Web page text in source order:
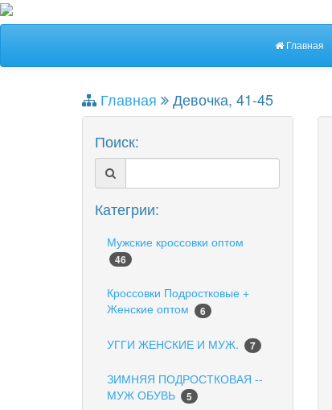
Главная
Главная
Девочка, 41-45
Поиск:
Категрии:
Мужские кроссовки оптом
46
Кроссовки Подростковые +
Женские оптом
6
УГГИ ЖЕНСКИЕ И МУЖ. 7
ЗИМНЯЯ ПОДРОСТКОВАЯ --
МУЖ ОБУВЬ
5